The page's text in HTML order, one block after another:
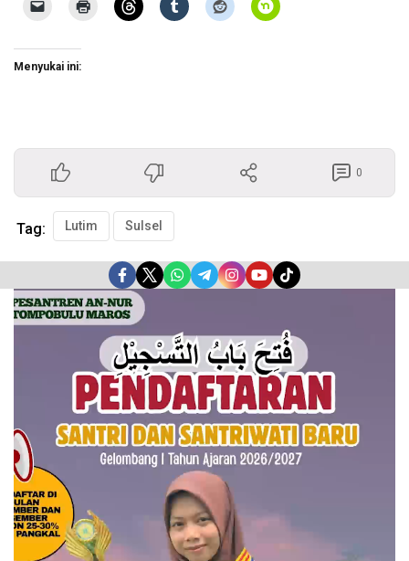
Menyukai ini:
0
Tag: Lutim Sulsel
Pemutar
Video